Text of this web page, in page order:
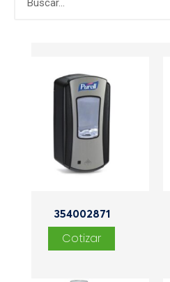
354002871